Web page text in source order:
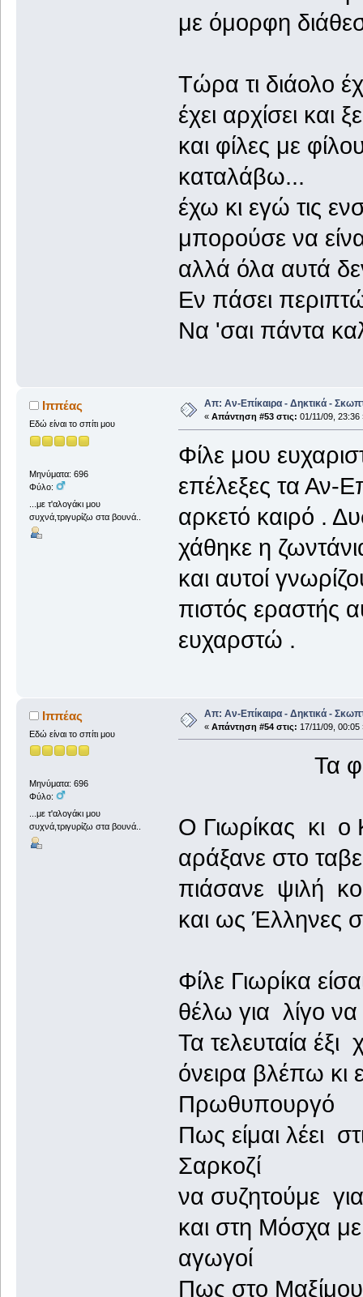
με όμορφη
Τώρα τι διάολο
έχει αρχίσει και
και φίλες με
καταλάβω...
έχω κι εγώ τις
μπορούσε να
αλλά όλα αυτά
Εν πάσει
Να 'σαι πάντα
Ιππέας
Εδώ είναι το σπίτι μου
Μηνύματα: 696
Φύλο:
...με τ'αλογάκι μου
συχνά,τριγυρίζω στα βουνά..
Απ: Αν-Επίκαιρα - Δηκτικά -
« Απάντηση #53 στις: 01/11/09, 23:36
Φίλε μου
επέλεξες τα Αν-
αρκετό καιρό .
χάθηκε η
και αυτοί
πιστός εραστής
ευχαρστώ .
Ιππέας
Εδώ είναι το σπίτι μου
Μηνύματα: 696
Φύλο:
...με τ'αλογάκι μου
συχνά,τριγυρίζω στα βουνά..
Απ: Αν-Επίκαιρα - Δηκτικά -
« Απάντηση #54 στις: 17/11/09, 00:05
Τα
Ο Γιωρίκας κι
αράξανε στο
πιάσανε ψιλή
και ως Έλληνες
Φίλε Γιωρίκα
θέλω για λίγο
Τα τελευταία
όνειρα βλέπω κι
Πρωθυπουργό
Πως είμαι λέει
Σαρκοζί
να συζητούμε
και στη Μόσχα
αγωγοί
Πως στο